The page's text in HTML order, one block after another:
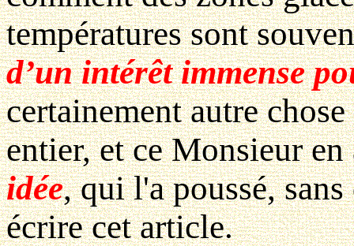
températures sont
d’un intérêt immense
certainement autre
entier, et ce Monsieur
idée, qui l'a poussé, sans
écrire cet article.